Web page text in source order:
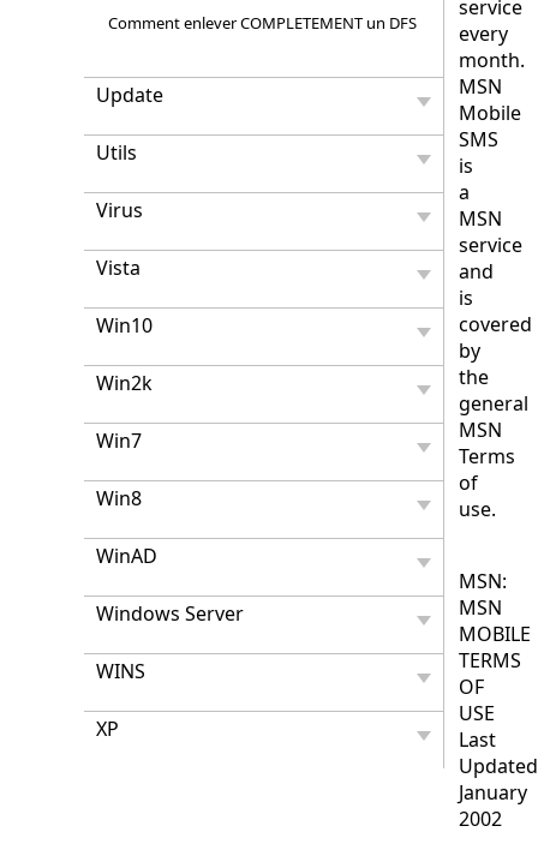
Comment enlever COMPLETEMENT un DFS
Update
Utils
Virus
Vista
Win10
Win2k
Win7
Win8
WinAD
Windows Server
WINS
XP
service
every
month.
MSN
Mobile
SMS
is
a
MSN
service
and
is
covered
by
the
general
MSN
Terms
of
use.
MSN:
MSN
MOBILE
TERMS
OF
USE
Last
January
2002